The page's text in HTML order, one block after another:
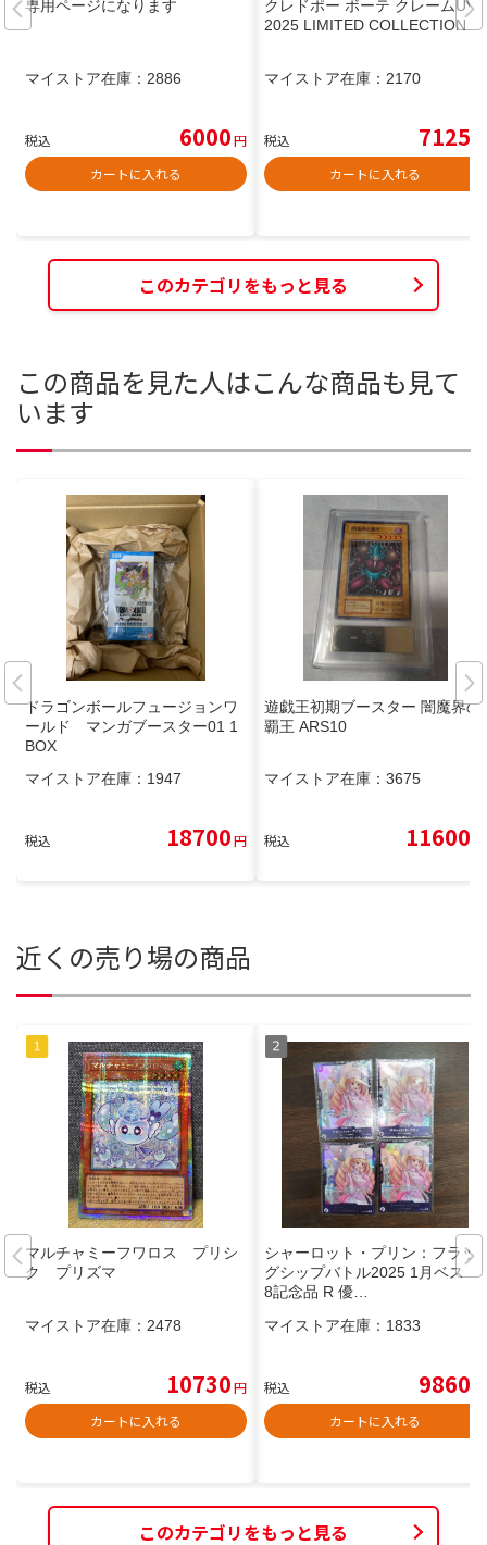
専用ページになります
マイストア在庫： 2886
税込 6000円
カートに入れる
クレドポー ボーテ クレームUV
2025 LIMITED COLLECTION
マイストア在庫： 2170
税込 7125
カートに入れる
このカテゴリをもっと見る
この商品を見た人はこんな商品も見て
います
ドラゴンボールフュージョンワ
ールド マンガブースター01 1
BOX
マイストア在庫： 1947
税込 18700円
遊戯王初期ブースター 闇魔界の
覇王 ARS10
マイストア在庫： 3675
税込 11600
近くの売り場の商品
マルチャミーフワロス プリシ
ク プリズマ
マイストア在庫： 2478
税込 10730円
カートに入れる
シャーロット・プリン：フラッ
グシップバトル2025 1月ベスト
8記念品 R 優…
マイストア在庫： 1833
税込 9860
カートに入れる
このカテゴリをもっと見る